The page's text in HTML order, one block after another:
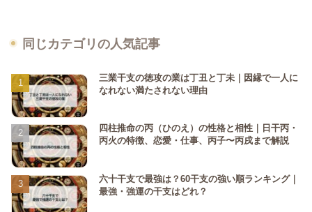
同じカテゴリの人気記事
三業干支の徳攻の業は丁丑と丁未｜因縁で一人に
なれない満たされない理由
四柱推命の丙（ひのえ）の性格と相性｜日干丙・
丙火の特徴、恋愛・仕事、丙子〜丙戌まで解説
六十干支で最強は？60干支の強い順ランキング｜
最強・強運の干支はどれ？